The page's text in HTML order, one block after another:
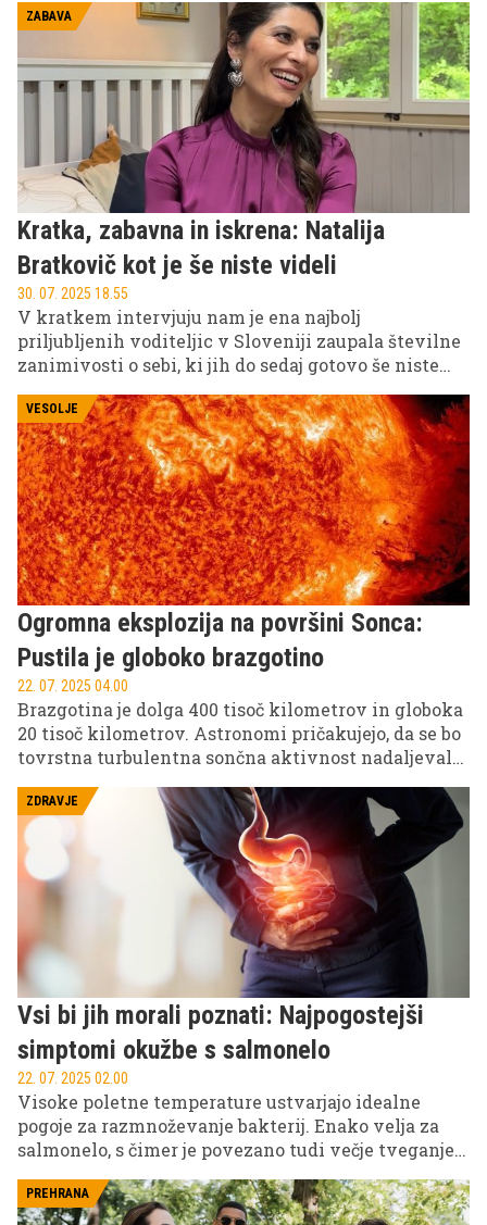
ZABAVA
Kratka, zabavna in iskrena: Natalija
Bratkovič kot je še niste videli
30. 07. 2025 18.55
V kratkem intervjuju nam je ena najbolj
priljubljenih voditeljic v Sloveniji zaupala številne
zanimivosti o sebi, ki jih do sedaj gotovo še niste
VESOLJE
Ogromna eksplozija na površini Sonca:
Pustila je globoko brazgotino
22. 07. 2025 04.00
Brazgotina je dolga 400 tisoč kilometrov in globoka
20 tisoč kilometrov. Astronomi pričakujejo, da se bo
tovrstna turbulentna sončna aktivnost nadaljevala
ZDRAVJE
Vsi bi jih morali poznati: Najpogostejši
simptomi okužbe s salmonelo
22. 07. 2025 02.00
Visoke poletne temperature ustvarjajo idealne
pogoje za razmnoževanje bakterij. Enako velja za
salmonelo, s čimer je povezano tudi večje tveganje
če sumite, da ste se okužili?
PREHRANA